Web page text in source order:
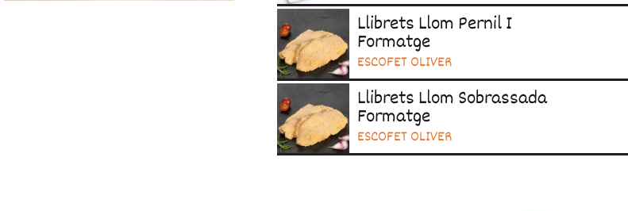
Llibrets Llom Pernil I
Formatge
ESCOFET OLIVER
Llibrets Llom Sobrassada
Formatge
ESCOFET OLIVER